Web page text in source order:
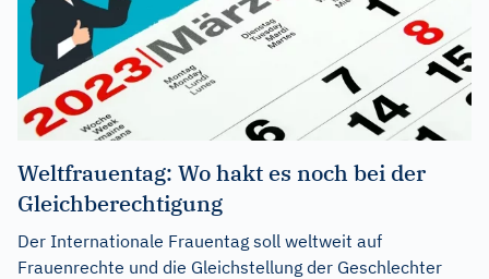
Weltfrauentag: Wo hakt es noch bei der
Gleichberechtigung
Der Internationale Frauentag soll weltweit auf
Frauenrechte und die Gleichstellung der Geschlechter